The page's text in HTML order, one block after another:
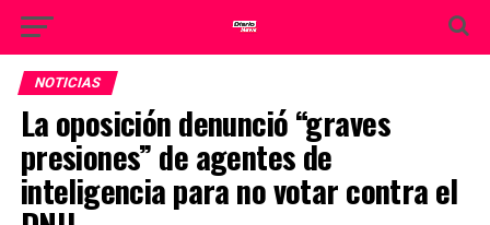
NOTICIAS
La oposición denunció “graves
presiones” de agentes de
inteligencia para no votar contra el